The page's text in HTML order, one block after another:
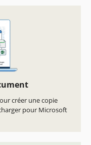
créer une copie
pour Microsoft